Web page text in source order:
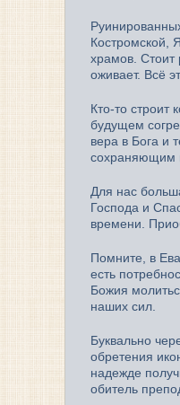
Костромской,
храмов. Стоит
оживает. Всё
Кто-то строит
будущем
вера в Бога и
сохраняющим
Для нас
Господа и
времени.
Помните, в
есть
Божия
наших сил.
Буквально
обретения
надежде
обитель